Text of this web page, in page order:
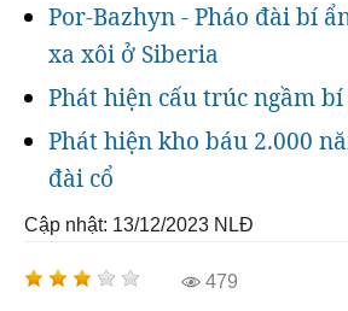
Por-Bazhyn - Pháo đài bí
xa xôi ở Siberia
Phát hiện cấu trúc ngầm bí
Phát hiện kho báu 2.000
đài cổ
Cập nhật: 13/12/2023 NLĐ
479